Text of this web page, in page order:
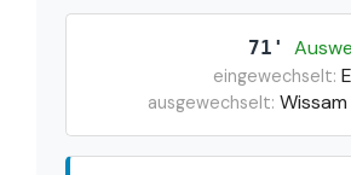
71'
eingewechselt:
ausgewechselt: